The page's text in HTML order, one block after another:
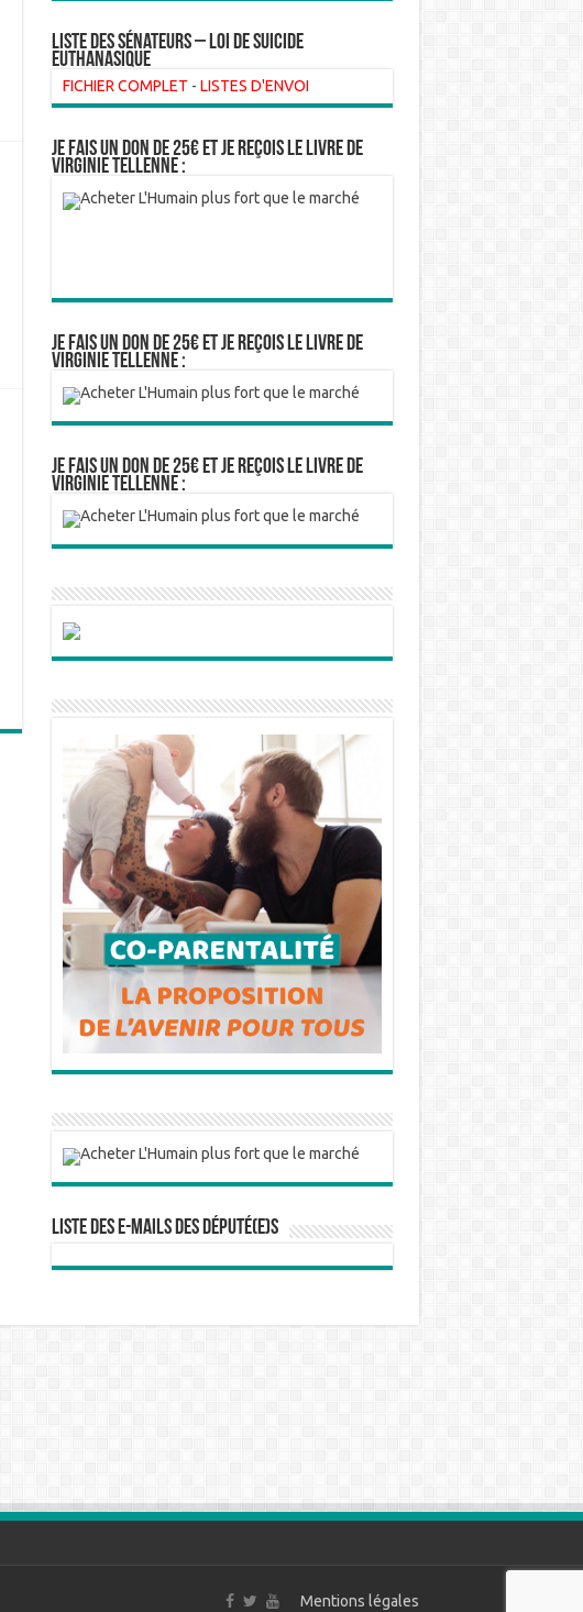
liste des sénateurs – loi de suicide
euthanasique
FICHIER COMPLET - LISTES D'ENVOI
Je fais un don de 25€ et je reçois le livre de
Virginie Tellenne :
Je fais un don de 25€ et je reçois le livre de
Virginie Tellenne :
Je fais un don de 25€ et je reçois le livre de
Virginie Tellenne :
Liste des e-mails des député(e)s
Mentions légales